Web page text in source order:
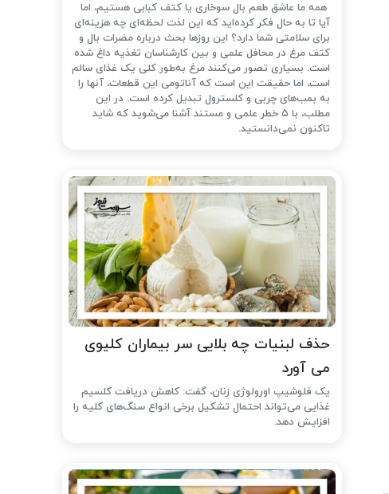
همه ما عاشق طعم بال سوخاری یا کتف کبابی هستیم، اما
آیا تا به حال فکر کرده‌اید که این لذت لحظه‌ای چه هزینه‌ای
برای سلامتی شما دارد؟ این روزها بحث درباره مضرات بال و
کتف مرغ در محافل علمی و بین کارشناسان تغذیه داغ شده
است. بسیاری تصور می‌کنند مرغ به‌طور کلی یک غذای سالم
است، اما حقیقت این است که آناتومی این قطعات، آنها را
به بمب‌های چربی و کلسترول تبدیل کرده است. در این
مطلب، با ۵ خطر علمی و مستند آشنا می‌شوید که شاید
تاکنون نمی‌دانستید.
حذف لبنیات چه بلایی سر بیماران کلیوی
می آورد
یک فلوشیپ اورولوژی زنان، گفت: کاهش دریافت کلسیم
غذایی می‌تواند احتمال تشکیل برخی انواع سنگ‌های کلیه را
افزایش دهد.